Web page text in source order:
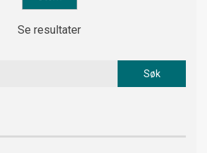
Se resultater